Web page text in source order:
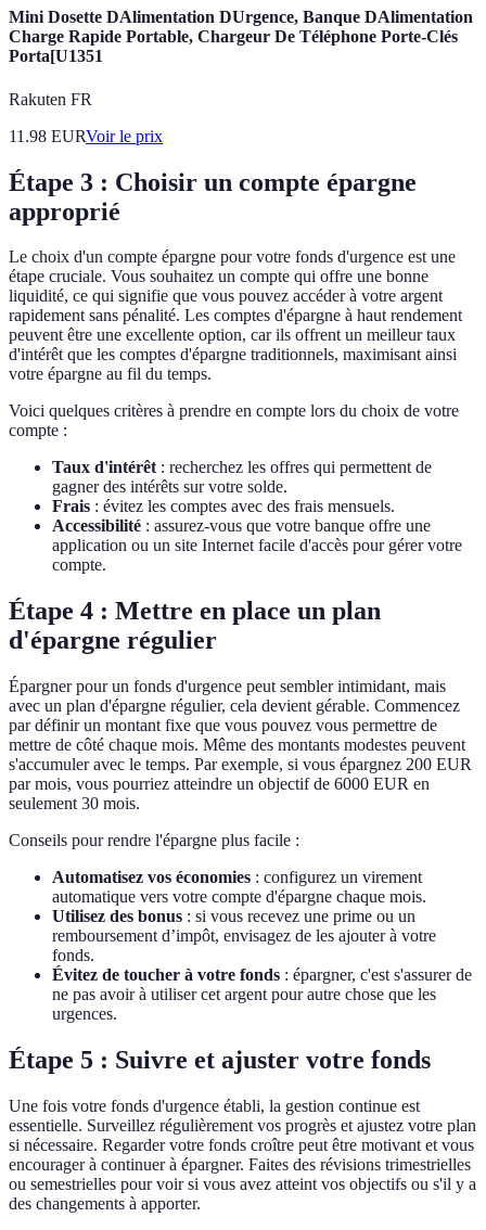
Mini Dosette DAlimentation DUrgence, Banque DAlimentation
Charge Rapide Portable, Chargeur De Téléphone Porte-Clés
Porta[U1351
Rakuten FR
11.98 EURVoir le prix
Étape 3 : Choisir un compte épargne
approprié
Le choix d'un compte épargne pour votre fonds d'urgence est une
étape cruciale. Vous souhaitez un compte qui offre une bonne
liquidité, ce qui signifie que vous pouvez accéder à votre argent
rapidement sans pénalité. Les comptes d'épargne à haut rendement
peuvent être une excellente option, car ils offrent un meilleur taux
d'intérêt que les comptes d'épargne traditionnels, maximisant ainsi
votre épargne au fil du temps.
Voici quelques critères à prendre en compte lors du choix de votre
compte :
Taux d'intérêt: recherchez les offres qui permettent de
gagner des intérêts sur votre solde.
Frais : évitez les comptes avec des frais mensuels.
Accessibilité : assurez-vous que votre banque offre une
application ou un site Internet facile d'accès pour gérer votre
compte.
Étape 4 : Mettre en place un plan
d'épargne régulier
Épargner pour un fonds d'urgence peut sembler intimidant, mais
avec un plan d'épargne régulier, cela devient gérable. Commencez
par définir un montant fixe que vous pouvez vous permettre de
mettre de côté chaque mois. Même des montants modestes peuvent
s'accumuler avec le temps. Par exemple, si vous épargnez 200 EUR
par mois, vous pourriez atteindre un objectif de 6000 EUR en
seulement 30 mois.
Conseils pour rendre l'épargne plus facile :
Automatisez vos économies : configurez un virement
automatique vers votre compte d'épargne chaque mois.
Utilisez des bonus : si vous recevez une prime ou un
remboursement d’impôt, envisagez de les ajouter à votre
fonds.
Évitez de toucher à votre fonds : épargner, c'est s'assurer de
ne pas avoir à utiliser cet argent pour autre chose que les
urgences.
Étape 5 : Suivre et ajuster votre fonds
Une fois votre fonds d'urgence établi, la gestion continue est
essentielle. Surveillez régulièrement vos progrès et ajustez votre plan
si nécessaire. Regarder votre fonds croître peut être motivant et vous
encourager à continuer à épargner. Faites des révisions trimestrielles
ou semestrielles pour voir si vous avez atteint vos objectifs ou s'il y a
des changements à apporter.